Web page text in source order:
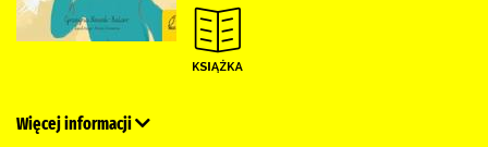
Więcej informacji